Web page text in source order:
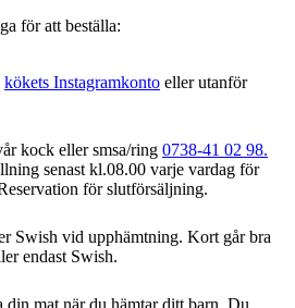
för att beställa:
kökets Instagramkonto eller utanför
kock eller smsa/ring 0738-41 02 98.
senast kl.08.00 varje vardag för
för slutförsäljning.
Swish vid upphämtning. Kort går bra
endast Swish.
din mat när du hämtar ditt barn. Du